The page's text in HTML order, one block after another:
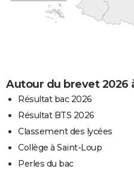
Autour du brevet 2026
Résultat bac 2026
Résultat BTS 2026
Classement des lycées
Collège à Saint-Loup
Perles du bac